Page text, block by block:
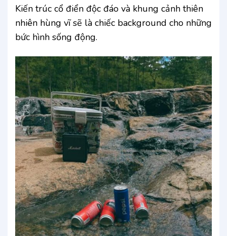
Kiến trúc cổ điển độc đáo và khung cảnh thiên
nhiên hùng vĩ sẽ là chiếc background cho những
bức hình sống động.